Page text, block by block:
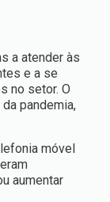
a atender às
e a se
no setor. O
pandemia,
móvel
aumentar